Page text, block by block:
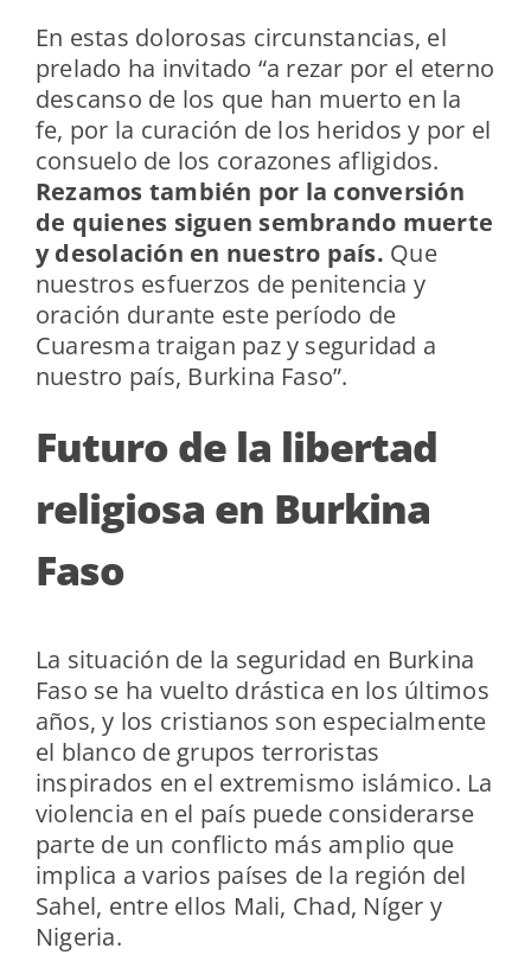
En estas dolorosas circunstancias, el
prelado ha invitado “a rezar por el eterno
descanso de los que han muerto en la
fe, por la curación de los heridos y por el
consuelo de los corazones afligidos.
Rezamos también por la conversión
de quienes siguen sembrando muerte
y desolación en nuestro país. Que
nuestros esfuerzos de penitencia y
oración durante este período de
Cuaresma traigan paz y seguridad a
nuestro país, Burkina Faso”.
Futuro de la libertad
religiosa en Burkina
Faso
La situación de la seguridad en Burkina
Faso se ha vuelto drástica en los últimos
años, y los cristianos son especialmente
el blanco de grupos terroristas
inspirados en el extremismo islámico. La
violencia en el país puede considerarse
parte de un conflicto más amplio que
implica a varios países de la región del
Sahel, entre ellos Mali, Chad, Níger y
Nigeria.